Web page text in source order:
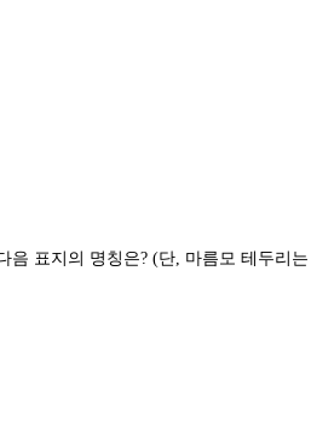
음 표지의 명칭은? (단, 마름모 테두리